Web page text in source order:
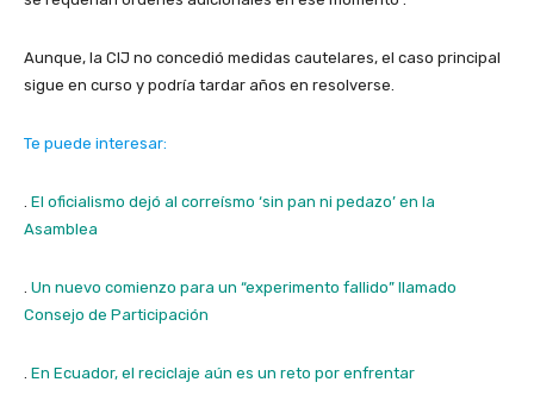
Aunque, la CIJ no concedió medidas cautelares, el caso principal
sigue en curso y podría tardar años en resolverse.
Te puede interesar:
. El oficialismo dejó al correísmo ‘sin pan ni pedazo’ en la
Asamblea
. Un nuevo comienzo para un “experimento fallido” llamado
Consejo de Participación
. En Ecuador, el reciclaje aún es un reto por enfrentar